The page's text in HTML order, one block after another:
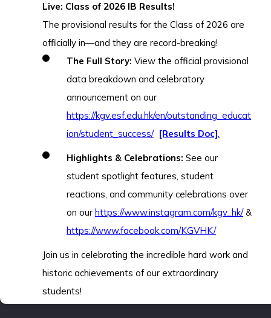
Live: Class of 2026 IB Results!
The provisional results for the Class of 2026 are
officially in—and they are record-breaking!
The Full Story: View the official provisional
data breakdown and celebratory
announcement on our
https://kgv.esf.edu.hk/en/outstanding_educat
ion/student_success/ [Results Doc].
Highlights & Celebrations: See our
student spotlight features, student
reactions, and community celebrations over
on our https://www.instagram.com/kgv_hk/&
https://www.facebook.com/KGVHK/
Join us in celebrating the incredible hard work and
historic achievements of our extraordinary
students!